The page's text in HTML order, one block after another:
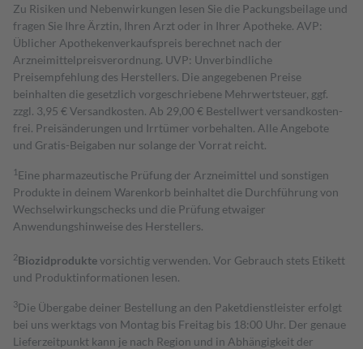
Zu Risiken und Nebenwirkungen lesen Sie die Packungsbeilage und
fragen Sie Ihre Ärztin, Ihren Arzt oder in Ihrer Apotheke. AVP:
Üblicher Apothekenverkaufspreis berechnet nach der
Arzneimittelpreisverordnung. UVP: Unverbindliche
Preisempfehlung des Herstellers. Die angegebenen Preise
beinhalten die gesetzlich vorgeschriebene Mehrwertsteuer, ggf.
zzgl. 3,95 € Versandkosten. Ab 29,00 € Bestell­wert versand­kosten­
frei. Preisänderungen und Irrtümer vorbehalten. Alle Angebote
und Gratis-Beigaben nur solange der Vorrat reicht.
1 Eine pharmazeutische Prüfung der Arzneimittel und sonstigen
Produkte in deinem Warenkorb beinhaltet die Durchführung von
Wechselwirkungschecks und die Prüfung etwaiger
Anwendungshinweise des Herstellers.
2Biozidproduktevorsichtig verwenden. Vor Gebrauch stets Etikett
und Produktinformationen lesen.
3Die Übergabe deiner Bestellung an den Paketdienstleister erfolgt
bei uns werktags von Montag bis Freitag bis 18:00 Uhr. Der genaue
Lieferzeitpunkt kann je nach Region und in Abhängigkeit der